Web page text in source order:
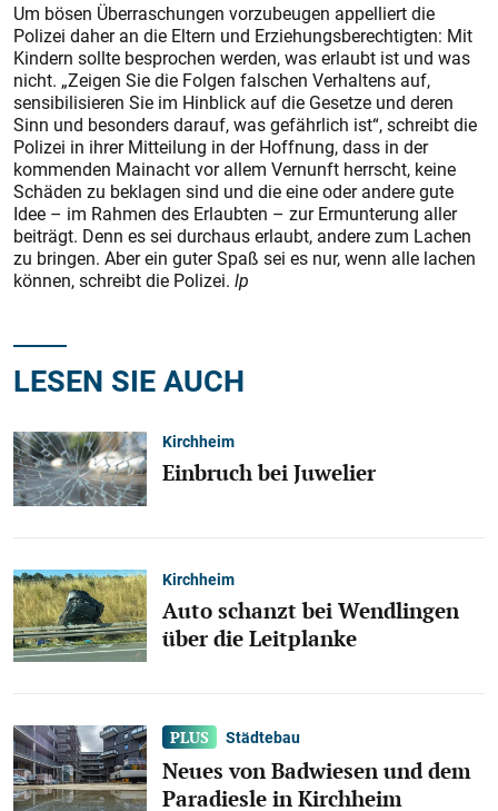
Um bösen Überraschungen vorzubeugen appelliert die
Polizei daher an die Eltern und Erziehungsberechtigten: Mit
Kindern sollte besprochen werden, was erlaubt ist und was
nicht. „Zeigen Sie die Folgen falschen Verhaltens auf,
sensibilisieren Sie im Hinblick auf die Gesetze und deren
Sinn und besonders darauf, was gefährlich ist“, schreibt die
Polizei in ihrer Mitteilung in der Hoffnung, dass in der
kommenden Mainacht vor allem Vernunft herrscht, keine
Schäden zu beklagen sind und die eine oder andere gute
Idee – im Rahmen des Erlaubten – zur Ermunterung aller
beiträgt. Denn es sei durchaus erlaubt, andere zum Lachen
zu bringen. Aber ein guter Spaß sei es nur, wenn alle lachen
können, schreibt die Polizei. lp
LESEN SIE AUCH
Kirchheim
Einbruch bei Juwelier
Kirchheim
Auto schanzt bei Wendlingen
über die Leitplanke
Städtebau
Neues von Badwiesen und dem
Paradiesle in Kirchheim